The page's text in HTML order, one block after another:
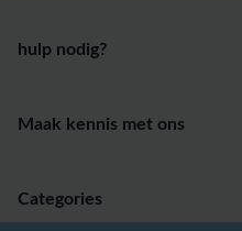
hulp nodig?
Maak kennis met ons
Categories